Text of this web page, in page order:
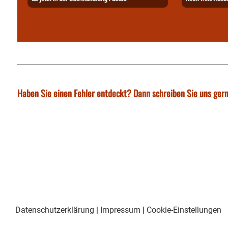
Haben Sie einen Fehler entdeckt? Dann schreiben Sie uns
Datenschutzerklärung | Impressum | Cookie-Einstellungen